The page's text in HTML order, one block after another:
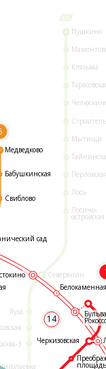
Пушкино
Клязьма
Мытищи
Лось
Лосино-
островская
Северянин
Яуза
3
14
Медведково
Бабушкинская
Свиблово
сад
Черкизовская
площадь